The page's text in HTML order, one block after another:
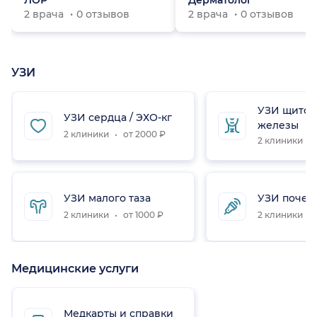
2 врача
0 отзывов
2 врача
0 отзывов
УЗИ
УЗИ сердца / ЭХО-кг
2 клиники от 2000 ₽
УЗИ малого таза
2 клиники от 1000 ₽
УЗИ
железы
2 клиники
УЗИ почек
2 клиники
Медицинские услуги
Медкарты и справки